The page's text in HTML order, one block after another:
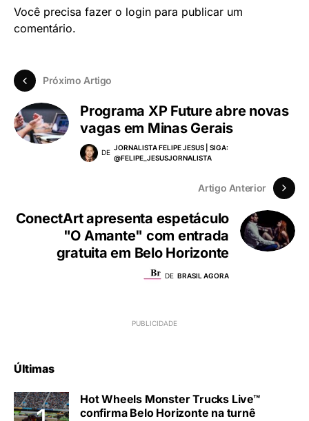
Você precisa fazer o login para publicar um
comentário.
Próximo Artigo
Programa XP Future abre novas
vagas em Minas Gerais
DE
JORNALISTA FELIPE JESUS | SIGA:
@FELIPE_JESUSJORNALISTA
Artigo Anterior
ConectArt apresenta espetáculo
"O Amante" com entrada
gratuita em Belo Horizonte
DE BRASIL AGORA
Últimas
Hot Wheels Monster Trucks Live™
confirma Belo Horizonte na turnê